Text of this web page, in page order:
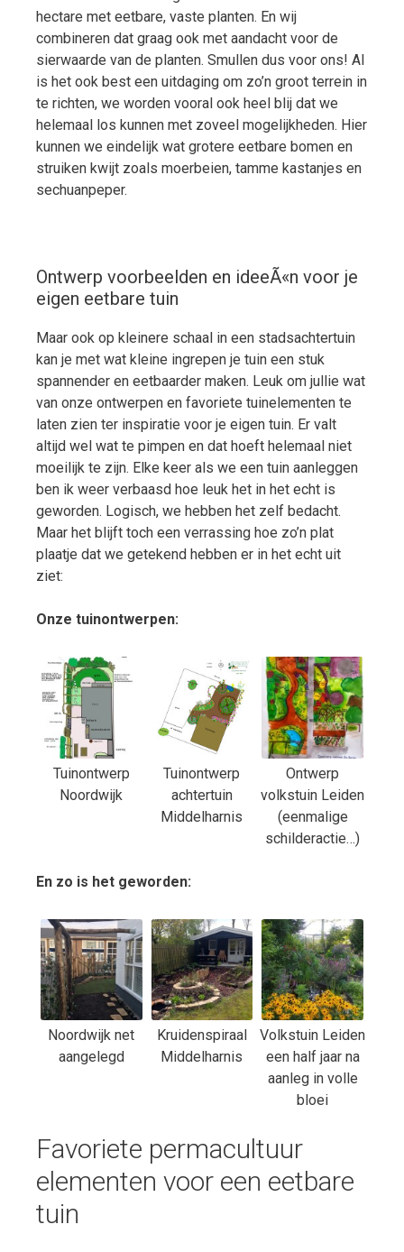
hectare met eetbare, vaste planten. En wij
combineren dat graag ook met aandacht voor de
sierwaarde van de planten. Smullen dus voor ons! Al
is het ook best een uitdaging om zo’n groot terrein in
te richten, we worden vooral ook heel blij dat we
helemaal los kunnen met zoveel mogelijkheden. Hier
kunnen we eindelijk wat grotere eetbare bomen en
struiken kwijt zoals moerbeien, tamme kastanjes en
sechuanpeper.
Ontwerp voorbeelden en ideeÃ«n voor je
eigen eetbare tuin
Maar ook op kleinere schaal in een stadsachtertuin
kan je met wat kleine ingrepen je tuin een stuk
spannender en eetbaarder maken. Leuk om jullie wat
van onze ontwerpen en favoriete tuinelementen te
laten zien ter inspiratie voor je eigen tuin. Er valt
altijd wel wat te pimpen en dat hoeft helemaal niet
moeilijk te zijn. Elke keer als we een tuin aanleggen
ben ik weer verbaasd hoe leuk het in het echt is
geworden. Logisch, we hebben het zelf bedacht.
Maar het blijft toch een verrassing hoe zo’n plat
plaatje dat we getekend hebben er in het echt uit
ziet:
Onze tuinontwerpen:
Tuinontwerp
Noordwijk
Tuinontwerp
achtertuin
Middelharnis
Ontwerp
volkstuin Leiden
(eenmalige
schilderactie…)
En zo is het geworden:
Noordwijk net
aangelegd
Kruidenspiraal
Middelharnis
Volkstuin Leiden
een half jaar na
aanleg in volle
bloei
Favoriete permacultuur
elementen voor een eetbare
tuin